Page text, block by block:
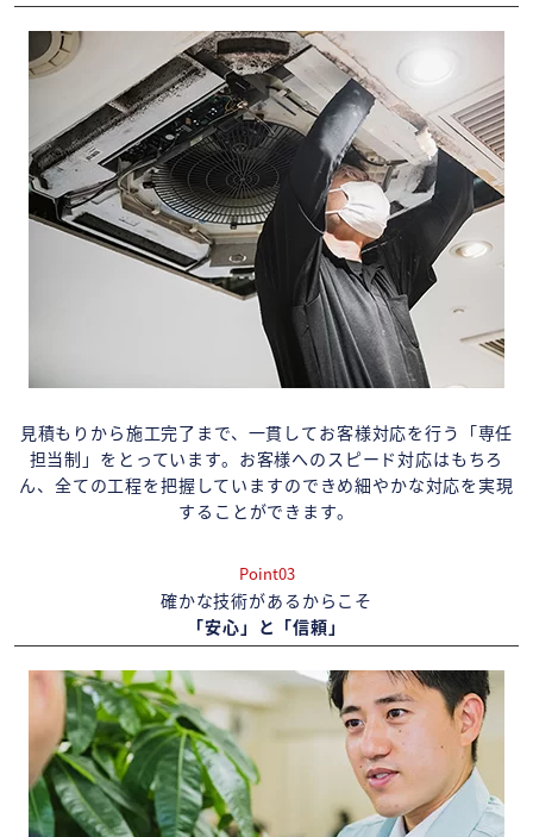
見積もりから施工完了まで、一貫してお客様対応を行う「専任
担当制」をとっています。お客様へのスピード対応はもちろ
ん、全ての工程を把握していますのできめ細やかな対応を実現
することができます。
Point03
確かな技術があるからこそ
「安心」と「信頼」